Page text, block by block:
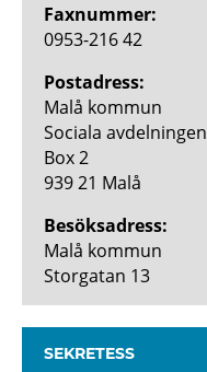
Faxnummer:
0953-216 42
Postadress:
Malå kommun
Sociala avdelningen
Box 2
939 21 Malå
Besöksadress:
Malå kommun
Storgatan 13
SEKRETESS